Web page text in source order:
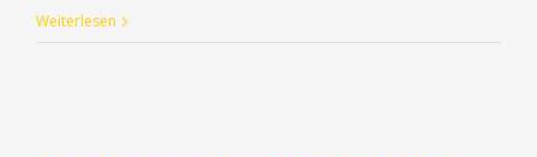
Weiterlesen